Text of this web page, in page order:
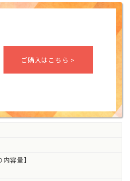
内容量】